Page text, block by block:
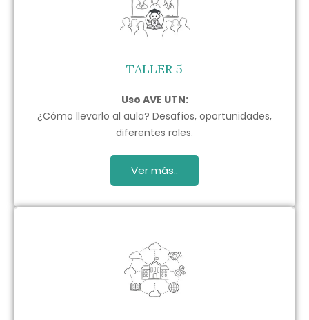
TALLER 5
Uso AVE UTN:
¿Cómo llevarlo al aula? Desafíos, oportunidades,
diferentes roles.
Ver más..